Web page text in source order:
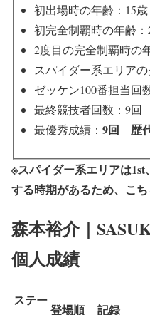
初出場時の年齢：15歳
初完全制覇時の年齢：
2度目の完全制覇時の
スパイダー系エリアの
ゼッケン100番担当回
最終競技者回数：9回
最優秀成績： 9回 歴
※スパイダー系エリアは
する時期があるため、こち
森本裕介｜
個人成績
ステー
登場順 記録